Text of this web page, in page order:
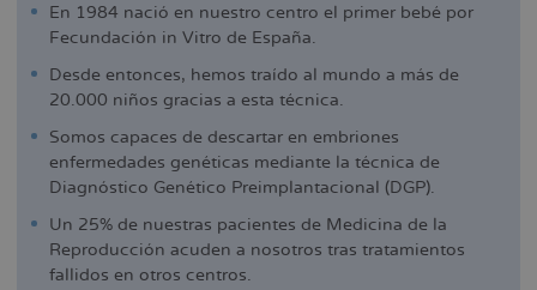
En 1984 nació en nuestro centro el primer bebé por
Fecundación in Vitro de España.
Desde entonces, hemos traído al mundo a más de
20.000 niños gracias a esta técnica.
Somos capaces de descartar en embriones
enfermedades genéticas mediante la técnica de
Diagnóstico Genético Preimplantacional (DGP).
Un 25% de nuestras pacientes de Medicina de la
Reproducción acuden a nosotros tras tratamientos
fallidos en otros centros.